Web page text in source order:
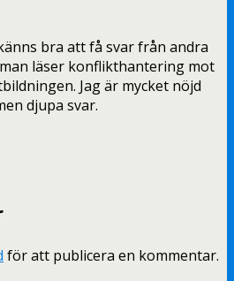
bra att få svar från andra
läser konflikthantering mot
Jag är mycket nöjd
djupa svar.
för att publicera en kommentar.